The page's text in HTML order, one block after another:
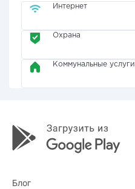
Интернет
Охрана
Коммунальные услуги
Блог